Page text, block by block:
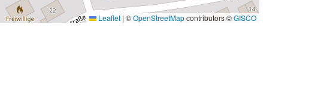
Leaflet | ©OpenStreetMapcontributors ©GISCO